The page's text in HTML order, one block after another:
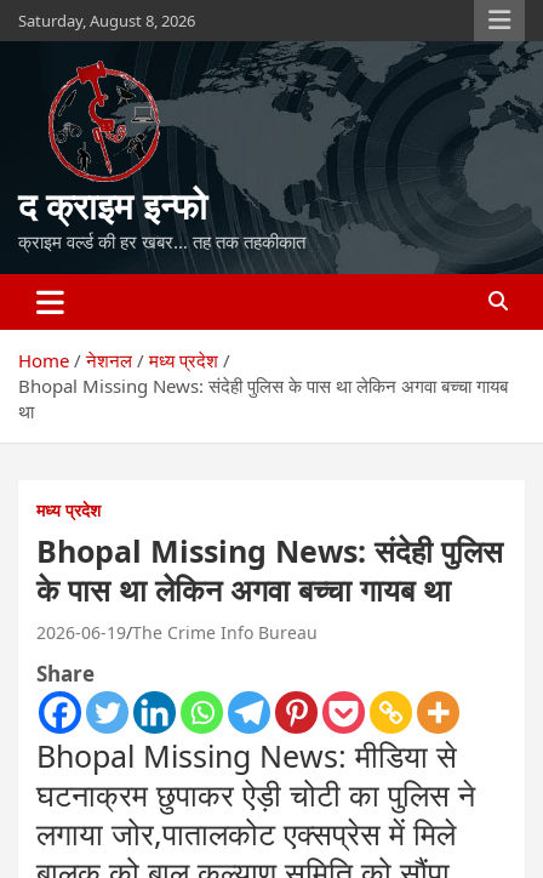
Skip
to
Saturday, August 8, 2026
द क्राइम इन्फो
क्राइम वर्ल्ड की हर खबर… तह तक तहकीकात
Home नेशनल
मध्य प्रदेश
Bhopal Missing News: संदेही पुलिस के पास था लेकिन अगवा बच्चा गायब
था
मध्य प्रदेश
Bhopal Missing News: संदेही पुलिस
के पास था लेकिन अगवा बच्चा गायब था
2026-06-19 The Crime Info Bureau
Share
Bhopal Missing News: मीडिया से
घटनाक्रम छुपाकर ऐड़ी चोटी का पुलिस ने
लगाया जोर,पातालकोट एक्सप्रेस में मिले